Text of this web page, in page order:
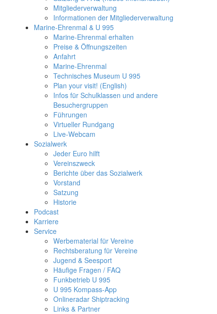
Mitgliederverwaltung
Informationen der Mitgliederverwaltung
Marine-Ehrenmal & U 995
Marine-Ehrenmal erhalten
Preise & Öffnungszeiten
Anfahrt
Marine-Ehrenmal
Technisches Museum U 995
Plan your visit! (English)
Infos für Schulklassen und andere
Besuchergruppen
Führungen
Virtueller Rundgang
Live-Webcam
Sozialwerk
Jeder Euro hilft
Vereinszweck
Berichte über das Sozialwerk
Vorstand
Satzung
Historie
Podcast
Karriere
Service
Werbematerial für Vereine
Rechtsberatung für Vereine
Jugend & Seesport
Häufige Fragen / FAQ
Funkbetrieb U 995
U 995 Kompass-App
Onlineradar Shiptracking
Links & Partner